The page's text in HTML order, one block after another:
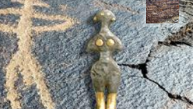
محمد ناصری فرد